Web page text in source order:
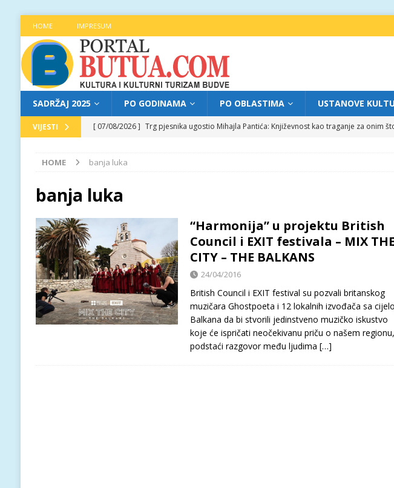
HOME IMPRESUM
SADRŽAJ 2025 PO GODINAMA PO OBLASTIMA USTANOVE
VIJESTI [ 07/08/2026 ] Trg pjesnika ugostio Mihajla Pantića: Književnost kao traganje za onim
[ 06/08/2026 ]
[ 06/08/2026 ]
Od kultne TV serije do pozorišnog podviga: „Više od igre” na sceni
[ 07/08/2026 ]
Najava programa XL festivala „Grad teatar“ za subotu, 8. avgust FOKUS
HOME banja luka
banja luka
“Harmonija” u projektu British
Council i EXIT festivala – MIX THE
CITY – THE BALKANS
24/04/2016
British Council i EXIT festival su pozvali britanskog
muzičara Ghostpoeta i 12 lokalnih izvođača sa
Balkana da bi stvorili jedinstveno muzičko iskustvo
koje će ispričati neočekivanu priču o našem regionu,
podstaći razgovor među ljudima […]